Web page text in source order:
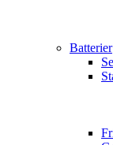
Batterier